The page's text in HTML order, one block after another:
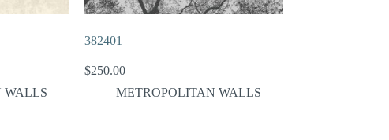
WALLS
382401
$250.00
METROPOLITAN WALLS